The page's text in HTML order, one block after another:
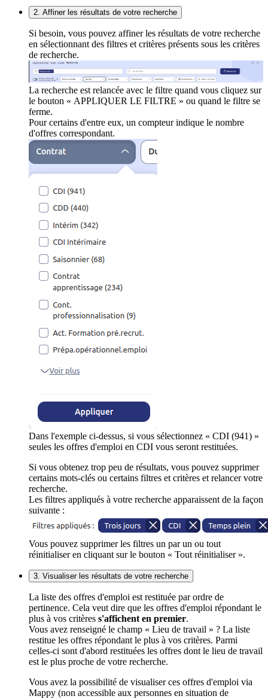
2. Affiner les résultats de votre recherche
Si besoin, vous pouvez affiner les résultats de votre recherche
en sélectionnant des filtres et critères présents sous les critères
de recherche.
La recherche est relancée avec le filtre quand vous cliquez sur
le bouton « APPLIQUER LE FILTRE » ou quand le filtre se
ferme.
Pour certains d'entre eux, un compteur indique le nombre
d'offres correspondant.
Dans l'exemple ci-dessus, si vous sélectionnez « CDI (941) »
seules les offres d'emploi en CDI vous seront restituées.
Si vous obtenez trop peu de résultats, vous pouvez supprimer
certains mots-clés ou certains filtres et critères et relancer votre
recherche.
Les filtres appliqués à votre recherche apparaissent de la façon
suivante :
Vous pouvez supprimer les filtres un par un ou tout
réinitialiser en cliquant sur le bouton « Tout réinitialiser ».
3. Visualiser les résultats de votre recherche
La liste des offres d'emploi est restituée par ordre de
pertinence. Cela veut dire que les offres d'emploi répondant le
plus à vos critères s'affichent en premier.
Vous avez renseigné le champ « Lieu de travail » ? La liste
restitue les offres répondant le plus à vos critères. Parmi
celles-ci sont d'abord restituées les offres dont le lieu de travail
est le plus proche de votre recherche.
Vous avez la possibilité de visualiser ces offres d'emploi via
Mappy (non accessible aux personnes en situation de